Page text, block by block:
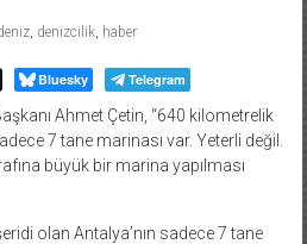
, denizcilik, haber
Bluesky Telegram
Ahmet Çetin, “640 kilometrelik
7 tane marinası var. Yeterli değil.
büyük bir marina yapılması
olan Antalya’nın sadece 7 tane